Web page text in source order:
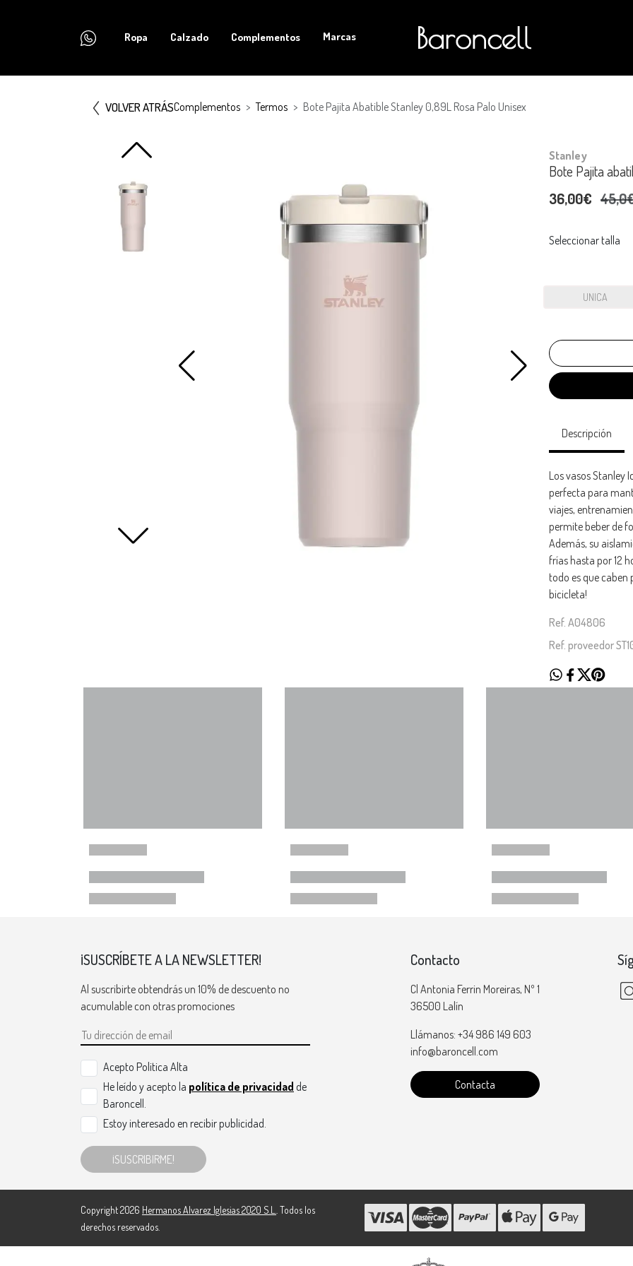
Ropa Calzado Complementos Marcas
VOLVER ATRÁSComplementos Termos Bote Pajita Abatible Stanley 0,89L Rosa Palo Unisex
Stanley
Bote Pajita
36,00€
Seleccionar talla
UNICA
Descripción
Los vasos Stanley
perfecta para
viajes,
permite beber de
Además, su
frías hasta por 12
todo es que
bicicleta!
Ref. A04806
Ref. proveedor
¡SUSCRÍBETE A LA NEWSLETTER!
Al suscribirte obtendrás un 10% de descuento no
acumulable con otras promociones
Acepto Politica Alta
He leído y acepto la política de privacidad de
Baroncell.
Estoy interesado en recibir publicidad.
¡SUSCRIBIRME!
Contacto
Cl Antonia Ferrin Moreiras, Nº 1
36500 Lalín
Llámanos: +34 986 149 603
info@baroncell.com
Contacta
Copyright 2026 Hermanos Alvarez Iglesias 2020 S.L.
. Todos los
derechos reservados.